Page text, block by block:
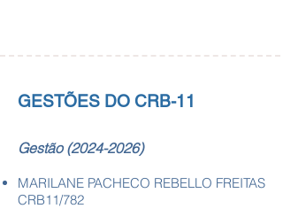
GESTÕES DO CRB-11
Gestão(2024-2026)
MARILANE PACHECO REBELLO FREITAS
CRB11/782